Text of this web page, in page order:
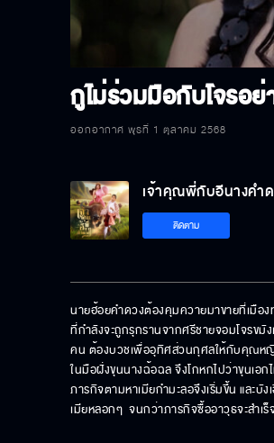
กูไม่ร่วมมือกับโจรอ
ออกอากาศ พุธที่ 1 ตุลาคม 2568
เจ้าคุณพี่กับอีนางคำ
ติดตาม
นายฮ้อยคำดวงต้องคุมควายมาขายที่เมือ
ที่กำลังจะถูกรุกรานจากศรีชายจอมโจรขมั
คน ต้องบวชเพื่ออุทิศส่วนกุศลให้กับคุณหญิ
ในมือฝั่งขุนนางฉ้อฉล จึงโกหกไปว่าขุนเอก
ภารกิจตามหาเมียกำมะลอจึงเริ่มขึ้น และบั
เมียหลอกๆ  จนกว่าภารกิจซื้ออาวุธจะสำเร็